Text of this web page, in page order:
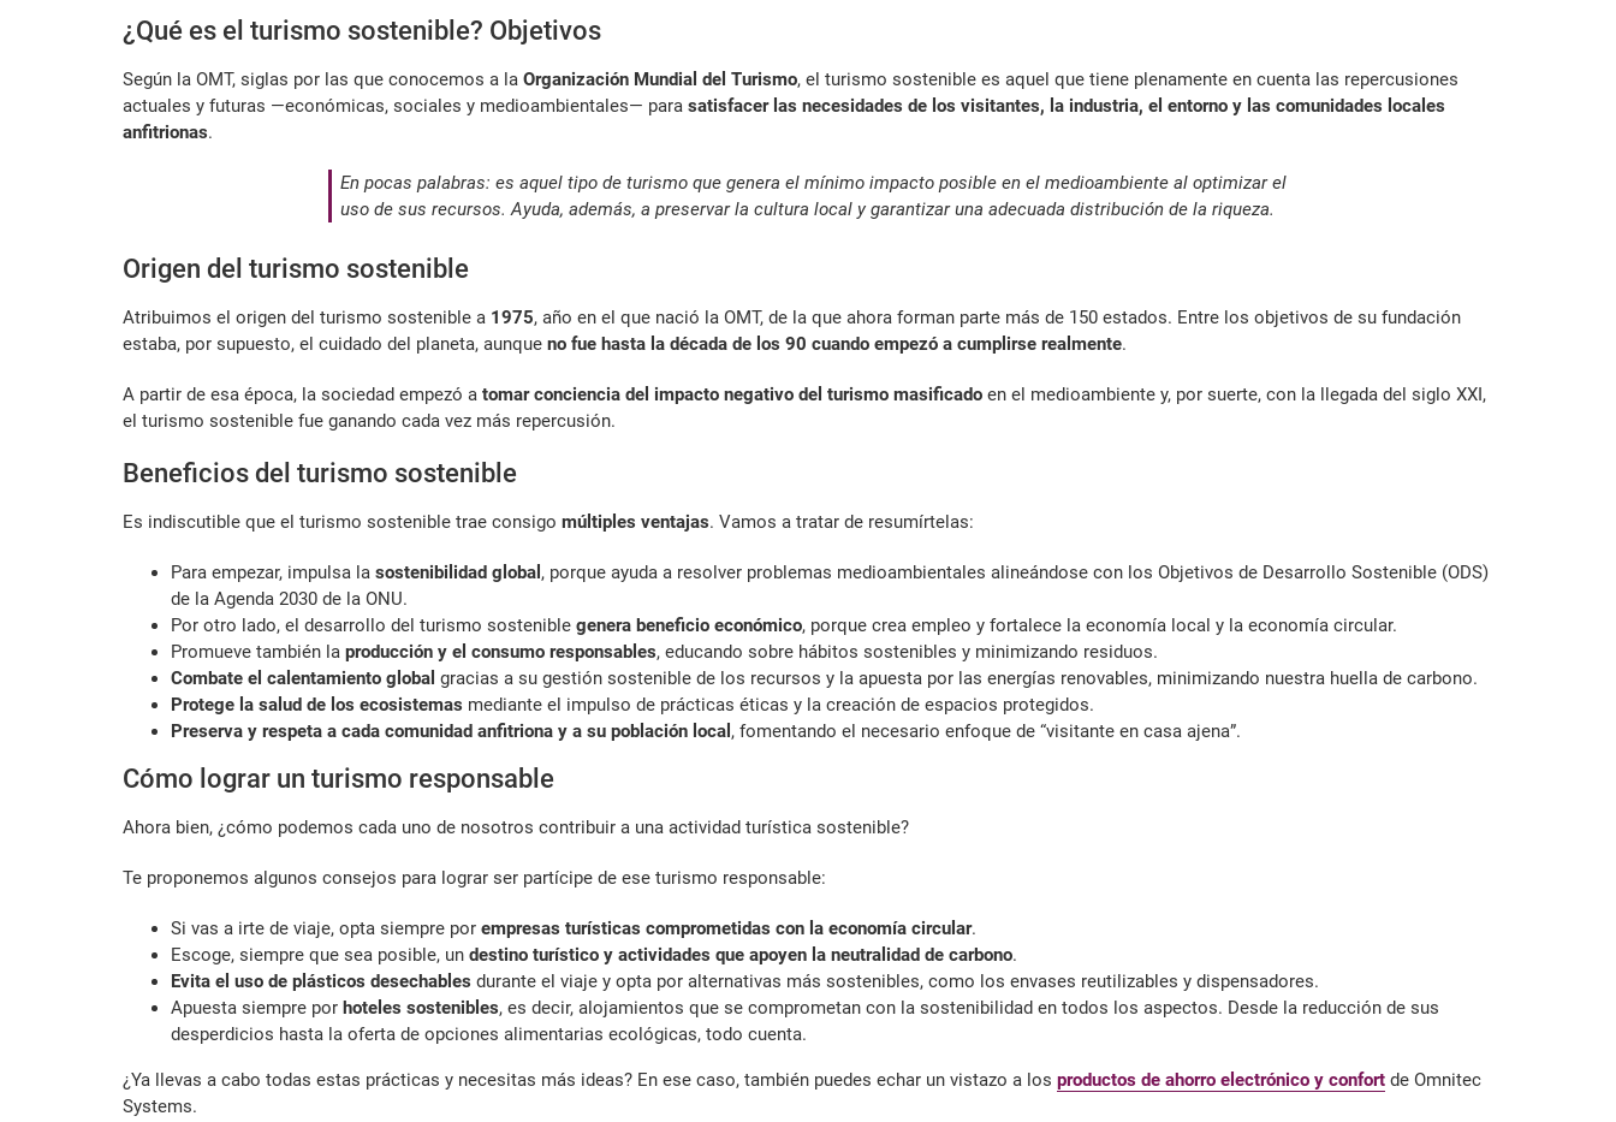
¿Qué es el turismo sostenible? Objetivos
Según la OMT, siglas por las que conocemos a la Organización Mundial del Turismo, el turismo sostenible es aquel que tiene plenamente en cuenta las repercusiones
actuales y futuras —económicas, sociales y medioambientales— para satisfacer las necesidades de los visitantes, la industria, el entorno y las comunidades locales
anfitrionas.
En pocas palabras: es aquel tipo de turismo que genera el mínimo impacto posible en el medioambiente al optimizar el
uso de sus recursos. Ayuda, además, a preservar la cultura local y garantizar una adecuada distribución de la riqueza.
Origen del turismo sostenible
Atribuimos el origen del turismo sostenible a 1975, año en el que nació la OMT, de la que ahora forman parte más de 150 estados. Entre los objetivos de su fundación
estaba, por supuesto, el cuidado del planeta, aunque no fue hasta la década de los 90 cuando empezó a cumplirse realmente.
A partir de esa época, la sociedad empezó a tomar conciencia del impacto negativo del turismo masificado en el medioambiente y, por suerte, con la llegada del siglo XXI,
el turismo sostenible fue ganando cada vez más repercusión.
Beneficios del turismo sostenible
Es indiscutible que el turismo sostenible trae consigo múltiples ventajas. Vamos a tratar de resumírtelas:
Para empezar, impulsa la sostenibilidad global , porque ayuda a resolver problemas medioambientales alineándose con los Objetivos de Desarrollo Sostenible (ODS)
de la Agenda 2030 de la ONU.
Por otro lado, el desarrollo del turismo sostenible genera beneficio económico, porque crea empleo y fortalece la economía local y la economía circular.
Promueve también la producción y el consumo responsables, educando sobre hábitos sostenibles y minimizando residuos.
Combate el calentamiento global gracias a su gestión sostenible de los recursos y la apuesta por las energías renovables, minimizando nuestra huella de carbono.
Protege la salud de los ecosistemas mediante el impulso de prácticas éticas y la creación de espacios protegidos.
Preserva y respeta a cada comunidad anfitriona y a su población local , fomentando el necesario enfoque de “visitante en casa ajena”.
Cómo lograr un turismo responsable
Ahora bien, ¿cómo podemos cada uno de nosotros contribuir a una actividad turística sostenible?
Te proponemos algunos consejos para lograr ser partícipe de ese turismo responsable:
Si vas a irte de viaje, opta siempre por empresas turísticas comprometidas con la economía circular.
Escoge, siempre que sea posible, un destino turístico y actividades que apoyen la neutralidad de carbono.
Evita el uso de plásticos desechables durante el viaje y opta por alternativas más sostenibles, como los envases reutilizables y dispensadores.
Apuesta siempre por hoteles sostenibles, es decir, alojamientos que se comprometan con la sostenibilidad en todos los aspectos. Desde la reducción de sus
desperdicios hasta la oferta de opciones alimentarias ecológicas, todo cuenta.
¿Ya llevas a cabo todas estas prácticas y necesitas más ideas? En ese caso, también puedes echar un vistazo a los productos de ahorro electrónico y confort de Omnitec
Systems.